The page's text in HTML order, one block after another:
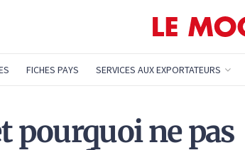
FICHES PAYS SERVICES AUX EXPORTATEURS
pourquoi ne pas